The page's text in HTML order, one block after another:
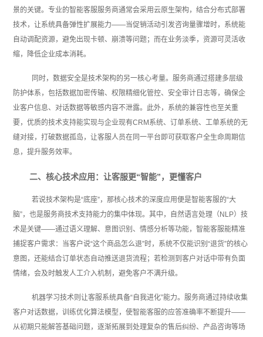
景的关键。专业的智能客服服务商通常会采用云原生架构，结合分布式部署
技术，让系统具备弹性扩展能力——当促销活动引发咨询量骤增时，系统能
自动调配资源，避免出现卡顿、崩溃等问题；而在业务淡季，资源可灵活收
缩，降低企业成本消耗。
同时，数据安全是技术架构的另一核心考量。服务商通过搭建多层级
防护体系，包括数据加密传输、权限精细化管控、安全审计日志等，确保企
业客户信息、对话数据等敏感内容不泄露。此外，系统的兼容性也至关重
要，优质的技术支持能实现与企业现有CRM系统、订单系统、工单系统的无
缝对接，打破数据孤岛，让客服人员在同一平台即可获取客户全生命周期信
息，提升服务效率。
二、核心技术应用：让客服更“智能”，更懂客户
若说技术架构是“底座”，那核心技术的深度应用便是智能客服的“大
脑”，也是服务商技术支持能力的集中体现。其中，自然语言处理（NLP）技
术是关键——通过语义理解、意图识别、情感分析等功能，智能客服能精准
捕捉客户需求：当客户说“这个商品怎么退”时，系统不仅能识别“退货”的核心
意图，还能结合订单状态自动推送退货流程；若检测到客户对话中带有负面
情绪，会及时触发人工介入机制，避免客户不满升级。
机器学习技术则让客服系统具备“自我进化”能力。服务商通过持续收集
客户对话数据，训练优化算法模型，使智能客服的应答准确率不断提升——
从初期只能解答基础问题，逐渐拓展到处理复杂的售后纠纷、产品咨询等场